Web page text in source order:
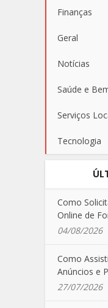
Finanças
Geral
Notícias
Saúde e
Serviços
Tecnologia
Como
Online de
04/08/2026
Como
Anúncios e
27/07/2026